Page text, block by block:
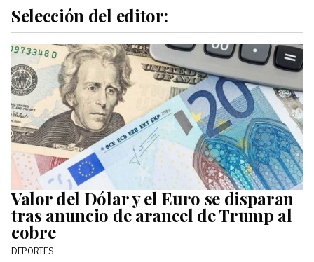
Selección del editor:
Valor del Dólar y el Euro se disparan
tras anuncio de arancel de Trump al
cobre
DEPORTES